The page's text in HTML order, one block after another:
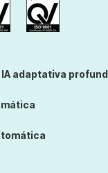
adaptativa